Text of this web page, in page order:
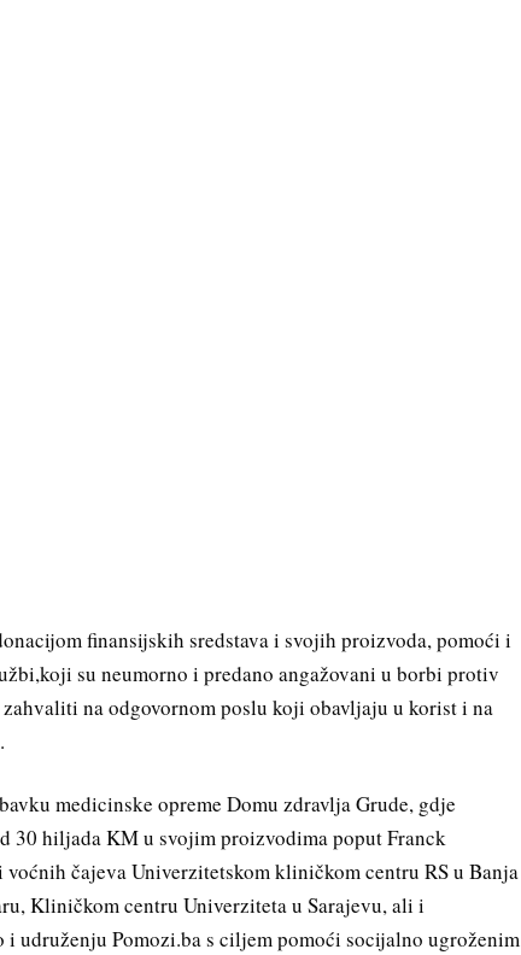
finansijskih sredstava i svojih proizvoda, pomoći i
su neumorno i predano angažovani u borbi protiv
na odgovornom poslu koji obavljaju u korist i na
medicinske opreme Domu zdravlja Grude, gdje
30 hiljada KM u svojim proizvodima poput Franck
čajeva Univerzitetskom kliničkom centru RS u Banja
Kliničkom centru Univerziteta u Sarajevu, ali i
udruženju Pomozi.ba s ciljem pomoći socijalno ugroženim